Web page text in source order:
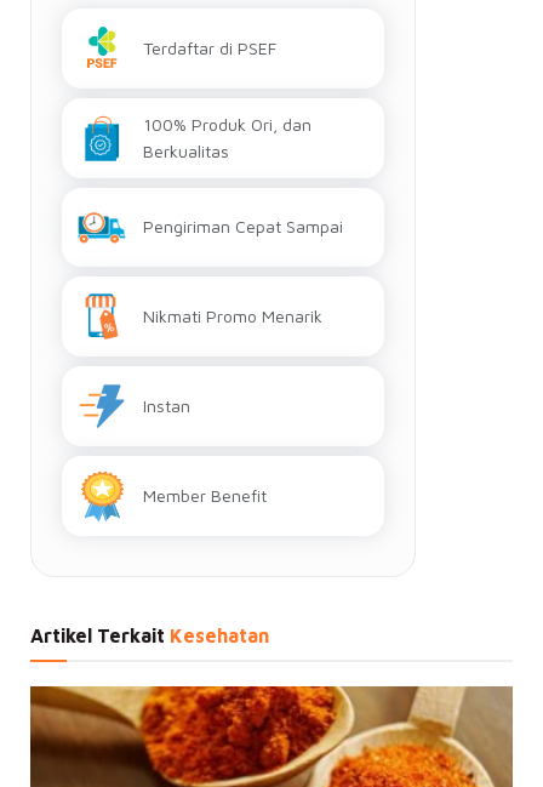
Terdaftar di PSEF
100% Produk Ori, dan
Berkualitas
Pengiriman Cepat Sampai
Nikmati Promo Menarik
Instan
Member Benefit
Artikel Terkait Kesehatan